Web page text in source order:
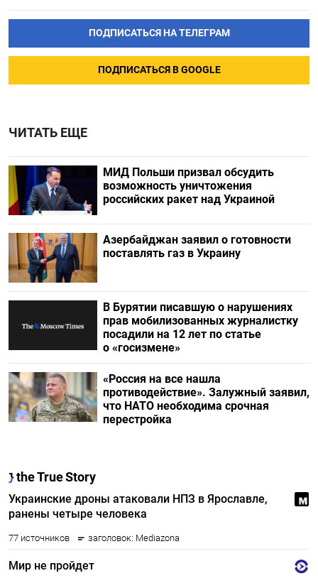
ПОДПИСАТЬСЯ НА ТЕЛЕГРАМ
ПОДПИСАТЬСЯ В GOOGLE
ЧИТАТЬ ЕЩЕ
МИД Польши призвал обсудить
возможность уничтожения
российских ракет над Украиной
Азербайджан заявил о готовности
поставлять газ в Украину
В Бурятии писавшую о нарушениях
прав мобилизованных журналистку
посадили на 12 лет по статье
о «госизмене»
«Россия на все нашла
противодействие». Залужный заявил,
что НАТО необходима срочная
перестройка